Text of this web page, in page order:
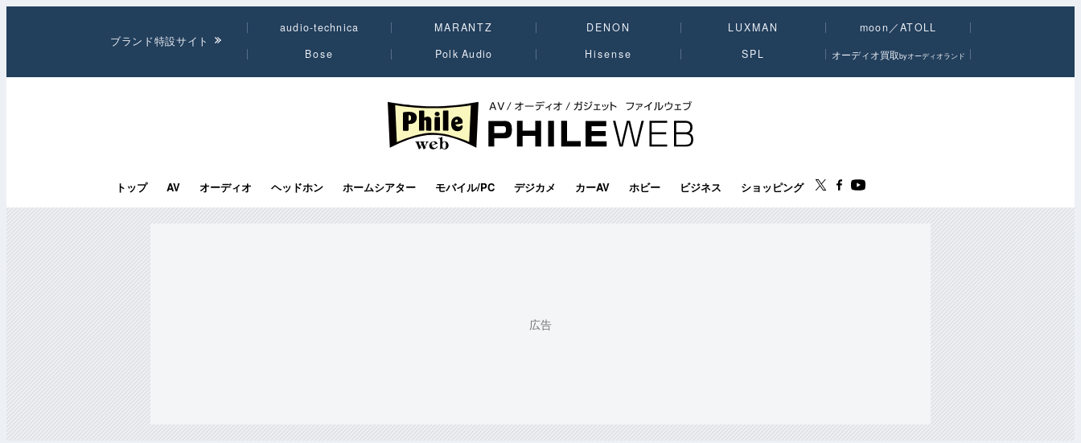
ブランド特設サイト
audio-technica MARANTZ DENON LUXMAN
moon／ATOLL
Bose
Polk Audio Hisense SPL オーディオ買取byオーディオランド
PHILE WEB｜AV/オーディオ/ガジェット
トップ AV オーディオ ヘッドホン ホームシアター モバイル/PC デジカメ カーAV ホビー ビジネス ショッピング